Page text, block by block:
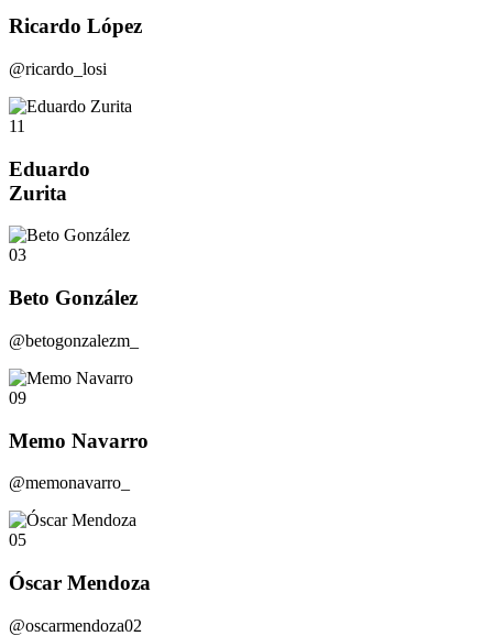
Ricardo López
@ricardo_losi
11
Eduardo
Zurita
03
Beto González
@betogonzalezm_
09
Memo Navarro
@memonavarro_
05
Óscar Mendoza
@oscarmendoza02